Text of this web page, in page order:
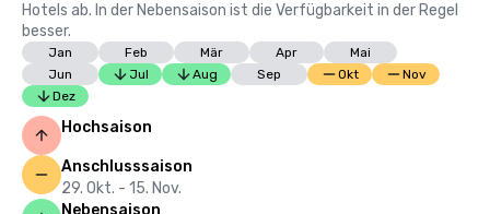
Hotels ab. In der Nebensaison ist die Verfügbarkeit in der Regel
besser.
Jan Feb Mär Apr
Mai
Jun
Jul Aug Sep Okt
Nov
Dez
Hochsaison
Anschlusssaison
29. Okt. - 15. Nov.
Nebensaison